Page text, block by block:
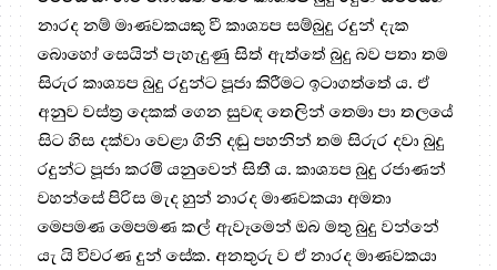
නාරද නම් මාණවකයකු වී කාශ්‍යප සම්බුදු රදුන් දැක
බොහෝ සෙයින් පැහැදුණු සිත් ඇත්තේ බුදු බව පතා තම
සිරුර කාශ්‍යප බුදු රදුන්ට පූජා කිරීමට ඉටාගත්තේ ය. ඒ
අනුව වස්ත්‍ර දෙකක් ගෙන සුවඳ තෙලින් තෙමා පා තලයේ
සිට හිස දක්වා වෙළා ගිනි දඬු පහනින් තම සිරුර දවා බුදු
රදුන්ට පූජා කරමි යනුවෙන් සිතී ය. කාශ්‍යප බුදු රජාණන්
වහන්සේ පිරිස මැද හුන් නාරද මාණවකයා අමතා
මෙපමණ මෙපමණ කල් ඇවෑමෙන් ඔබ මතු බුදු වන්නේ
යැ යි විවරණ දුන් සේක. අනතුරු ව ඒ නාරද මාණවකයා